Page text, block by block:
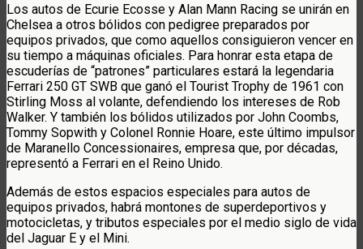
Los autos de Ecurie Ecosse y Alan Mann Racing se unirán en
Chelsea a otros bólidos con pedigree preparados por
equipos privados, que como aquellos consiguieron vencer en
su tiempo a máquinas oficiales. Para honrar esta etapa de
escuderías de “patrones” particulares estará la legendaria
Ferrari 250 GT SWB que ganó el Tourist Trophy de 1961 con
Stirling Moss al volante, defendiendo los intereses de Rob
Walker. Y también los bólidos utilizados por John Coombs,
Tommy Sopwith y Colonel Ronnie Hoare, este último impulsor
de Maranello Concessionaires, empresa que, por décadas,
representó a Ferrari en el Reino Unido.
Además de estos espacios especiales para autos de
equipos privados, habrá montones de superdeportivos y
motocicletas, y tributos especiales por el medio siglo de vida
del Jaguar E y el Mini.